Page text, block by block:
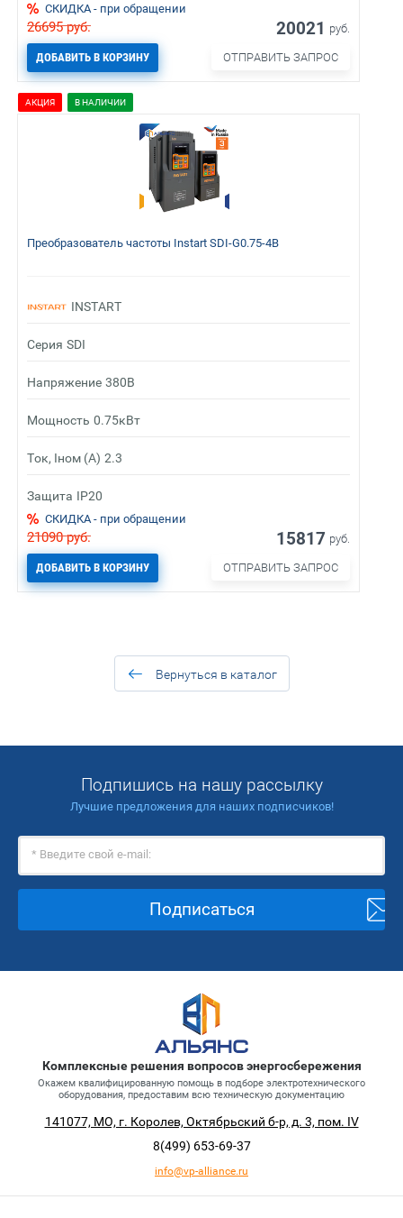
СКИДКА - при обращении
26695руб. 20021 руб.
ДОБАВИТЬ В КОРЗИНУ ОТПРАВИТЬ ЗАПРОС
АКЦИЯ В НАЛИЧИИ
Преобразователь частоты Instart SDI-G0.75-4B
INSTART
Серия SDI
Напряжение 380В
Мощность 0.75кВт
Ток, Iном (А) 2.3
Защита IP20
СКИДКА - при обращении
21090руб. 15817 руб.
ДОБАВИТЬ В КОРЗИНУ ОТПРАВИТЬ ЗАПРОС
Вернуться в каталог
Подпишись на нашу рассылку
Лучшие предложения для наших подписчиков!
Подписаться
Комплексные решения вопросов энергосбережения
Окажем квалифицированную помощь в подборе электротехнического
оборудования, предоставим всю техническую документацию
141077, МО, г. Королев, Октябрьский б-р, д. 3, пом. IV
8(499) 653-69-37
info@vp-alliance.ru